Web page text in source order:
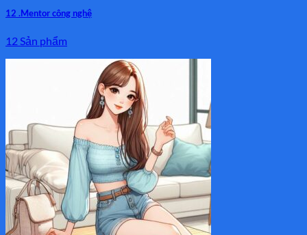
12 .Mentor công nghệ
12 Sản phẩm